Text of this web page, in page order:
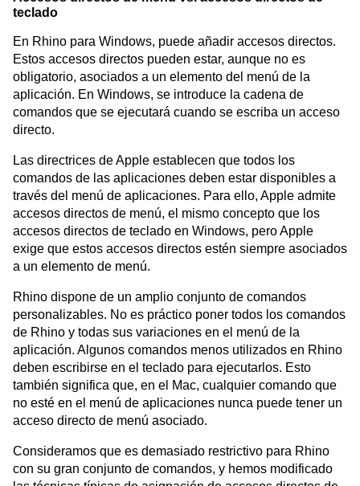
teclado
En Rhino para Windows, puede añadir accesos directos.
Estos accesos directos pueden estar, aunque no es
obligatorio, asociados a un elemento del menú de la
aplicación. En Windows, se introduce la cadena de
comandos que se ejecutará cuando se escriba un acceso
directo.
Las directrices de Apple establecen que todos los
comandos de las aplicaciones deben estar disponibles a
través del menú de aplicaciones. Para ello, Apple admite
accesos directos de menú, el mismo concepto que los
accesos directos de teclado en Windows, pero Apple
exige que estos accesos directos estén siempre asociados
a un elemento de menú.
Rhino dispone de un amplio conjunto de comandos
personalizables. No es práctico poner todos los comandos
de Rhino y todas sus variaciones en el menú de la
aplicación. Algunos comandos menos utilizados en Rhino
deben escribirse en el teclado para ejecutarlos. Esto
también significa que, en el Mac, cualquier comando que
no esté en el menú de aplicaciones nunca puede tener un
acceso directo de menú asociado.
Consideramos que es demasiado restrictivo para Rhino
con su gran conjunto de comandos, y hemos modificado